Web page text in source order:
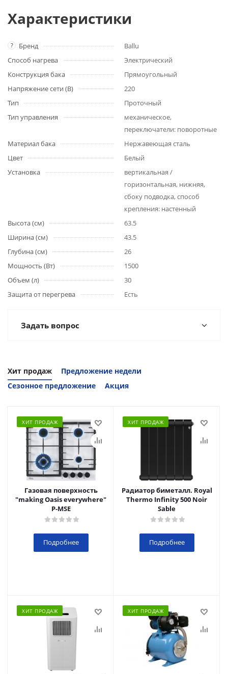
Характеристики
? Бренд
Ballu
Способ нагрева
Электрический
Конструкция бака
Прямоугольный
Напряжение сети (В)
220
Тип
Проточный
Тип управления
механическое,
переключатели: поворотные
Материал бака
Нержавеющая сталь
Цвет
Белый
Установка
вертикальная /
горизонтальная, нижняя,
сбоку подводка, способ
крепления: настенный
Высота (см)
63.5
Ширина (см)
43.5
Глубина (см)
26
Мощность (Вт)
1500
Объем (л)
30
Защита от перегрева
Есть
Задать вопрос
Хит продаж
Предложение недели
Сезонное предложение
Акция
ХИТ ПРОДАЖ
Газовая поверхность
"making Oasis everywhere"
P-MSE
Подробнее
ХИТ ПРОДАЖ
Радиатор биметалл. Royal
Thermo Infinity 500 Noir
Sable
Подробнее
ХИТ ПРОДАЖ ХИТ ПРОДАЖ